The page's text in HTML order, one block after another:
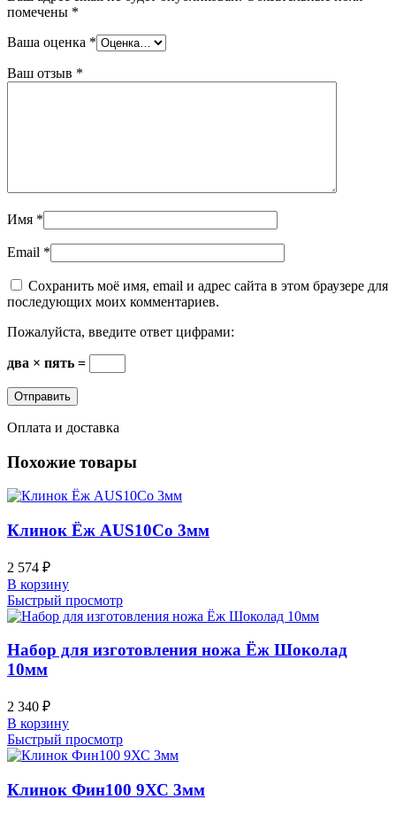
помечены *
Ваша оценка *
Ваш отзыв *
Имя *
Email *
Сохранить моё имя, email и адрес сайта в этом браузере для
последующих моих комментариев.
Пожалуйста, введите ответ цифрами:
два × пять =
Оплата и доставка
Похожие товары
Клинок Ёж AUS10Co 3мм
2 574 ₽
В корзину
Быстрый просмотр
Набор для изготовления ножа Ёж Шоколад
10мм
2 340 ₽
В корзину
Быстрый просмотр
Клинок Фин100 9ХС 3мм